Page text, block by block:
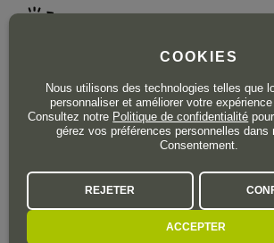
MARIANA MOURA
CONTENU
C'est le vin parfait pour ceux qui
cette touche succulente et intense, mais
aussi fraîche et minérale, dans leur verre.
COOKIES
Nous utilisons des technologies telles que
personnaliser et améliorer votre
Consultez notre Politique de confidentialité
gérez vos préférences personnelles dans
Consentement.
REJETER
ACCEPTER